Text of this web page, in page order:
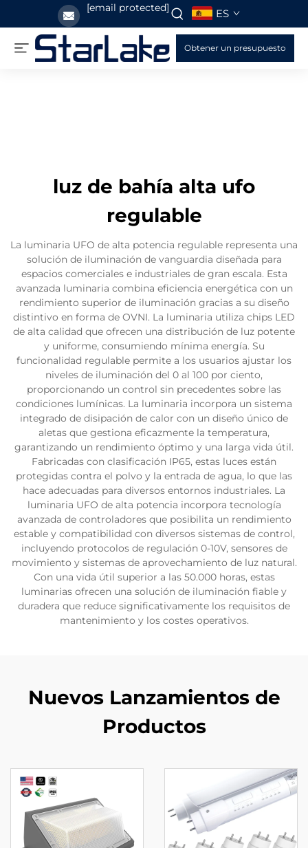
[email protected] ES
Obtener un presupuesto
luz de bahía alta ufo
regulable
La luminaria UFO de alta potencia regulable representa una
solución de iluminación de vanguardia diseñada para
espacios comerciales e industriales de gran escala. Esta
avanzada luminaria combina eficiencia energética con un
rendimiento superior de iluminación gracias a su diseño
distintivo en forma de OVNI. La luminaria utiliza chips LED
de alta calidad que ofrecen una distribución de luz potente
y uniforme, consumiendo mínima energía. Su
funcionalidad regulable permite a los usuarios ajustar los
niveles de iluminación del 0 al 100 por ciento,
proporcionando un control sin precedentes sobre las
condiciones lumínicas. La luminaria incorpora un sistema
integrado de disipación de calor con un diseño único de
aletas que gestiona eficazmente la temperatura,
garantizando un rendimiento óptimo y una larga vida útil.
Fabricadas con clasificación IP65, estas luces están
protegidas contra el polvo y la entrada de agua, lo que las
hace adecuadas para diversos entornos industriales. La
luminaria UFO de alta potencia incorpora tecnología
avanzada de controladores que posibilita un rendimiento
estable y compatibilidad con diversos sistemas de control,
incluyendo protocolos de regulación 0-10V, sensores de
movimiento y sistemas de aprovechamiento de luz natural.
Con una vida útil superior a las 50.000 horas, estas
luminarias ofrecen una solución de iluminación fiable y
duradera que reduce significativamente los requisitos de
mantenimiento y los costes operativos.
Nuevos Lanzamientos de
Productos